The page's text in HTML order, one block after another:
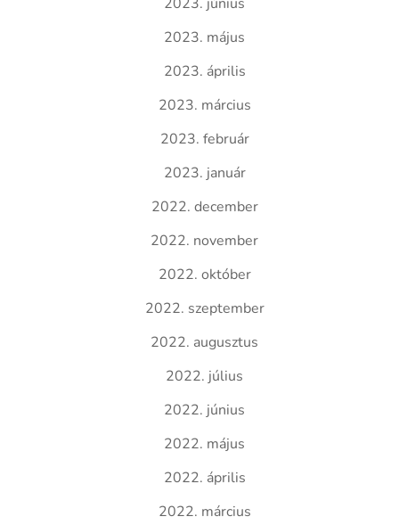
2023. május
2023. április
2023. március
2023. február
2023. január
2022. december
2022. november
2022. október
2022. szeptember
2022. augusztus
2022. július
2022. június
2022. május
2022. április
2022. március